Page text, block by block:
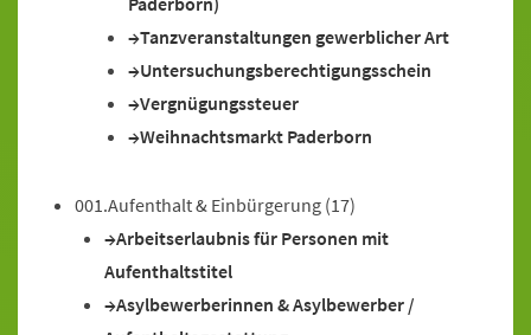
Tanzveranstaltungen gewerblicher Art
Untersuchungsberechtigungsschein
Vergnügungssteuer
Weihnachtsmarkt Paderborn
001.Aufenthalt & Einbürgerung (17)
Arbeitserlaubnis für Personen mit
Aufenthaltstitel
Asylbewerberinnen & Asylbewerber /